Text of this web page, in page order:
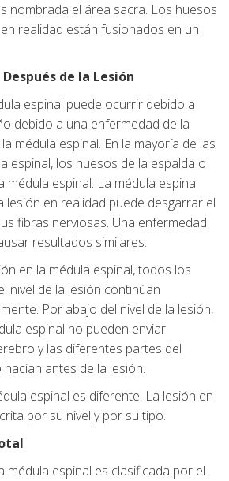
nombrada el área sacra. Los huesos
realidad están fusionados en un
de la Lesión
espinal puede ocurrir debido a
debido a una enfermedad de la
médula espinal. En la mayoría de las
espinal, los huesos de la espalda o
médula espinal. La médula espinal
lesión en realidad puede desgarrar el
fibras nerviosas. Una enfermedad
resultados similares.
en la médula espinal, todos los
nivel de la lesión continúan
Por abajo del nivel de la lesión,
espinal no pueden enviar
y las diferentes partes del
antes de la lesión.
espinal es diferente. La lesión en
por su nivel y por su tipo.
médula espinal es clasificada por el